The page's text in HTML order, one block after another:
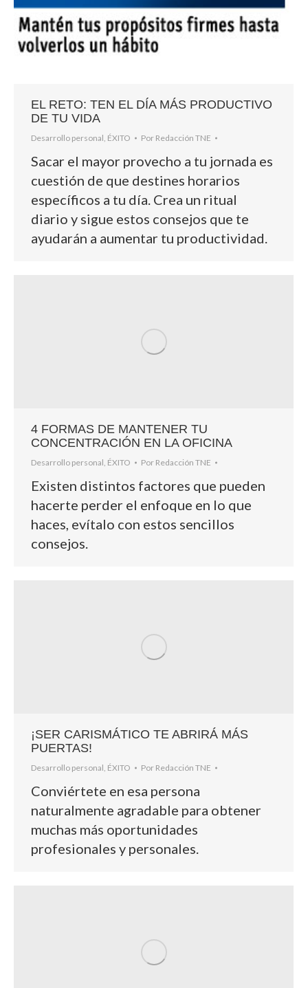
EL RETO: TEN EL DÍA MÁS PRODUCTIVO
DE TU VIDA
Desarrollo personal, ÉXITO Por Redacción TNE
Sacar el mayor provecho a tu jornada es
cuestión de que destines horarios
específicos a tu día. Crea un ritual
diario y sigue estos consejos que te
ayudarán a aumentar tu productividad.
4 FORMAS DE MANTENER TU
CONCENTRACIÓN EN LA OFICINA
Desarrollo personal, ÉXITO Por Redacción TNE
Existen distintos factores que pueden
hacerte perder el enfoque en lo que
haces, evítalo con estos sencillos
consejos.
¡SER CARISMÁTICO TE ABRIRÁ MÁS
PUERTAS!
Desarrollo personal, ÉXITO Por Redacción TNE
Conviértete en esa persona
naturalmente agradable para obtener
muchas más oportunidades
profesionales y personales.